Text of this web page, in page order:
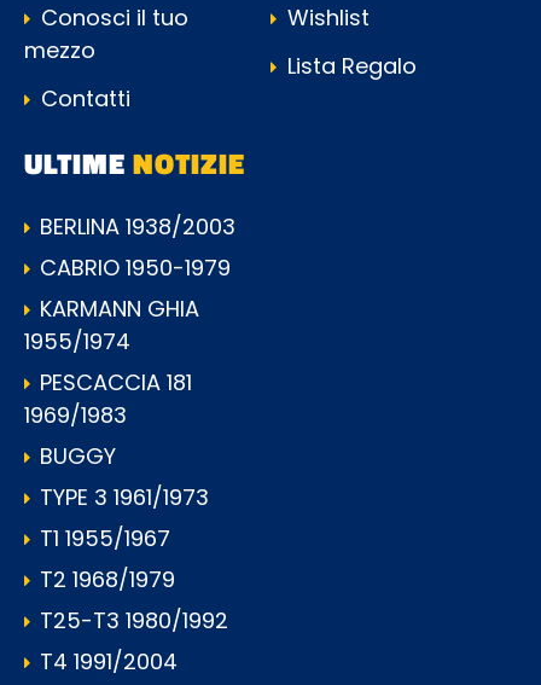
Conosci il tuo
mezzo
Contatti
Wishlist
Lista Regalo
ULTIMENOTIZIE
BERLINA 1938/2003
CABRIO 1950-1979
KARMANN GHIA
1955/1974
PESCACCIA 181
1969/1983
BUGGY
TYPE 3 1961/1973
T1 1955/1967
T2 1968/1979
T25-T3 1980/1992
T4 1991/2004